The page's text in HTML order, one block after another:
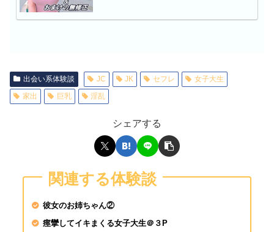
出会い系体験談 JC JK セフレ
女子大生
家出
巨乳 淫乱
シェアする
関連する体験談
彼女のお姉ちゃん②
痙攣してイキまくる女子大生＠３P